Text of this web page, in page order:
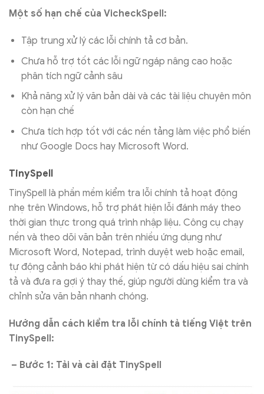
Một số hạn chế của VicheckSpell:
Tập trung xử lý các lỗi chính tả cơ bản.
Chưa hỗ trợ tốt các lỗi ngữ ngáp nâng cao hoặc
phân tích ngữ cảnh sâu
Khả năng xử lý văn bản dài và các tài liệu chuyên môn
còn hạn chế
Chưa tích hợp tốt với các nền tảng làm việc phổ biến
như Google Docs hay Microsoft Word.
TinySpell
TinySpell là phần mềm kiểm tra lỗi chính tả hoạt động
nhẹ trên Windows, hỗ trợ phát hiện lỗi đánh máy theo
thời gian thực trong quá trình nhập liệu. Công cụ chạy
nền và theo dõi văn bản trên nhiều ứng dụng như
Microsoft Word, Notepad, trình duyệt web hoặc email,
tự động cảnh báo khi phát hiện từ có dấu hiệu sai chính
tả và đưa ra gợi ý thay thế, giúp người dùng kiểm tra và
chỉnh sửa văn bản nhanh chóng.
Hướng dẫn cách kiểm tra lỗi chính tả tiếng Việt trên
TinySpell:
– Bước 1: Tải và cài đặt TinySpell